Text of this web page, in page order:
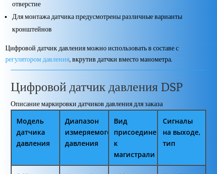
отверстие
Для монтажа датчика предусмотрены различные варианты
кронштейнов
Цифровой датчик давления можно использовать в составе с
регулятором давления, вкрутив датчки вместо манометра.
Цифровой датчик давления DSP
Описание маркировки датчиков давления для заказа
Модель
датчика
давления
Диапазон
измеряемого
давления
Вид
присоединения
к
магистрали
Сигналы
на выходе,
тип